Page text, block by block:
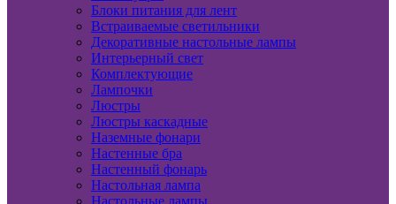
Блоки питания для лент
Встраиваемые светильники
Декоративные настольные лампы
Интерьерный свет
Комплектующие
Лампочки
Люстры
Люстры каскадные
Наземные фонари
Настенные бра
Настенный фонарь
Настольная лампа
Настольные лампы